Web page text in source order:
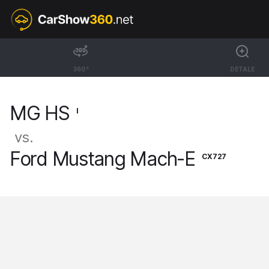
360° DETALE
MG HS I
vs.
Ford Mustang Mach-E CX727